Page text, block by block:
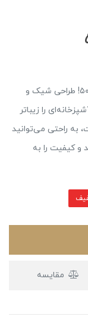
تجربه‌ای متفاوت از آشپزی با اجاق گاز استیل ۵۰۱۹! طراحی شیک و
را زیباتر
به راحتی می‌توانید
و کیفیت را به
مقایسه